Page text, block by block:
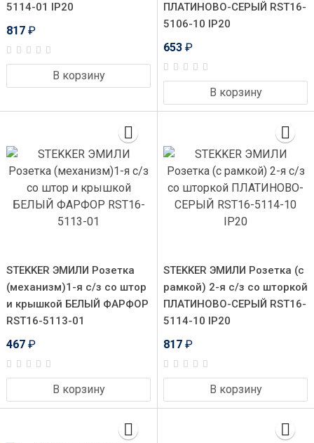
5114-01 IP20
817 ₽
В корзину
ПЛАТИНОВО-СЕРЫЙ RST16-
5106-10 IP20
653 ₽
В корзину
STEKKER ЭМИЛИ Розетка
(механизм)1-я с/з со штор
и крышкой БЕЛЫЙ ФАРФОР
RST16-5113-01
467 ₽
В корзину
STEKKER ЭМИЛИ Розетка (с
рамкой) 2-я с/з со шторкой
ПЛАТИНОВО-СЕРЫЙ RST16-
5114-10 IP20
817 ₽
В корзину